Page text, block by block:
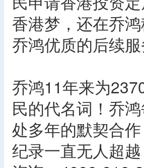
香港梦，还在乔
乔鸿优质的后续
乔鸿11年来为
民的代名词！乔
处多年的默契合
纪录一直无人超